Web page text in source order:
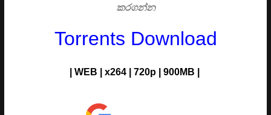
කරගන්න
Torrents Download
WEB x264| 720p| 900MB |